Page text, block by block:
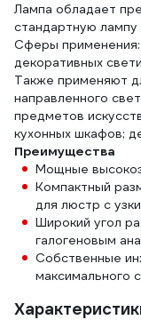
Лампа обладает
стандартную
Сферы применения:
декоративных
Также применяют
направленного
предметов
кухонных шкафов;
Преимущества
Мощные
Компактный
для люстр с
Широкий угол
галогеновым
Собственные
максимального